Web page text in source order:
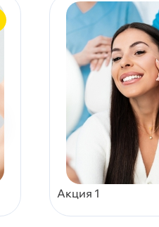
Акция 1